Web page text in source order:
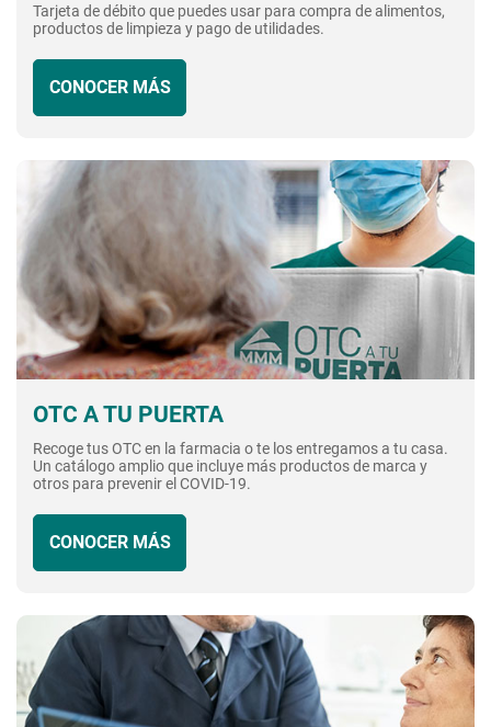
Tarjeta de débito que puedes usar para compra de alimentos,
productos de limpieza y pago de utilidades.
CONOCER MÁS
OTC A TU PUERTA
Recoge tus OTC en la farmacia o te los entregamos a tu casa.
Un catálogo amplio que incluye más productos de marca y
otros para prevenir el COVID-19.
CONOCER MÁS